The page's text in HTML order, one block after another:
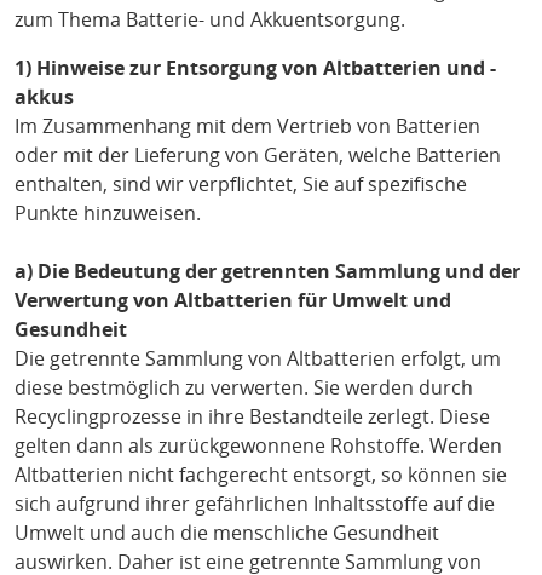
zum Thema Batterie- und Akkuentsorgung.
1) Hinweise zur Entsorgung von Altbatterien und -
akkus
Im Zusammenhang mit dem Vertrieb von Batterien
oder mit der Lieferung von Geräten, welche Batterien
enthalten, sind wir verpflichtet, Sie auf spezifische
Punkte hinzuweisen.
a) Die Bedeutung der getrennten Sammlung und der
Verwertung von Altbatterien für Umwelt und
Gesundheit
Die getrennte Sammlung von Altbatterien erfolgt, um
diese bestmöglich zu verwerten. Sie werden durch
Recyclingprozesse in ihre Bestandteile zerlegt. Diese
gelten dann als zurückgewonnene Rohstoffe. Werden
Altbatterien nicht fachgerecht entsorgt, so können sie
sich aufgrund ihrer gefährlichen Inhaltsstoffe auf die
Umwelt und auch die menschliche Gesundheit
auswirken. Daher ist eine getrennte Sammlung von